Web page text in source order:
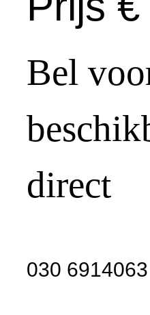
Bel
direct
030 6914063